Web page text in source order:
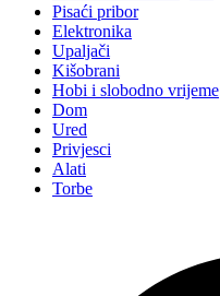
Pisaći pribor
Elektronika
Upaljači
Kišobrani
Hobi i slobodno vrijeme
Dom
Ured
Privjesci
Alati
Torbe